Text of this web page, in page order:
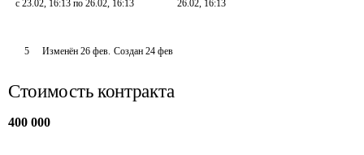
с 23.02, 16:13 по 26.02, 16:13
26.02, 16:13
5 Изменён 26 фев. Создан 24 фев
Стоимость контракта
400 000